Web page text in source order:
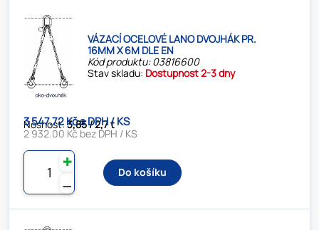
VÁZACÍ OCELOVÉ LANO DVOJHÁK PR.
16MM X 6M DLE EN
Kód produktu: 03816600
Stav skladu: Dostupnost 2-3 dny
Nosnost:3,85 / 2,7 t
3 547.72 Kč s DPH / KS
2 932.00 Kč bez DPH / KS
⚊
✚
Do košíku